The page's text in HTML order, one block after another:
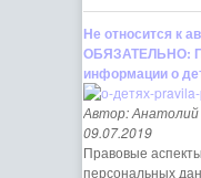
Не относится к
ОБЯЗАТЕЛЬНО:
информации о
Автор: Анатолий
09.07.2019
Правовые
персональных